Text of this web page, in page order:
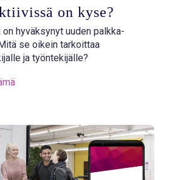
on kyse?
on hyväksynyt uuden palkka-
se oikein tarkoittaa
ja työntekijälle?